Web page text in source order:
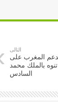
التالى
المغرب على
بالملك محمد
السادس